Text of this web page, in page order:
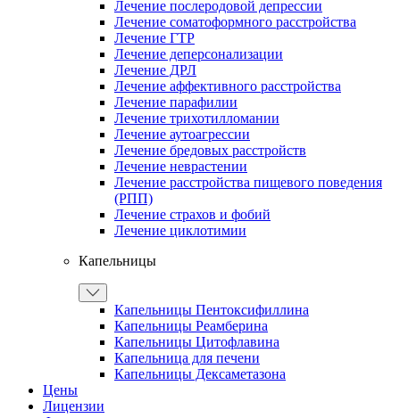
Лечение послеродовой депрессии
Лечение соматоформного расстройства
Лечение ГТР
Лечение деперсонализации
Лечение ДРЛ
Лечение аффективного расстройства
Лечение парафилии
Лечение трихотилломании
Лечение аутоагрессии
Лечение бредовых расстройств
Лечение неврастении
Лечение расстройства пищевого поведения
(РПП)
Лечение страхов и фобий
Лечение циклотимии
Капельницы
Капельницы Пентоксифиллина
Капельницы Реамберина
Капельницы Цитофлавина
Капельница для печени
Капельницы Дексаметазона
Цены
Лицензии